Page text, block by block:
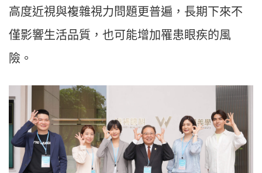
高度近視與複雜視力問題更普遍，長期下來不
僅影響生活品質，也可能增加罹患眼疾的風
險。